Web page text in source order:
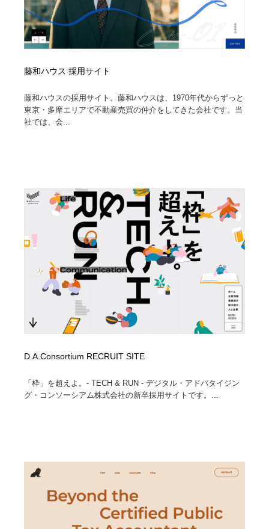
藤和ハウス 採用サイト
藤和ハウスの採用サイト。藤和ハウスは、1970年代からずっと
東京・多摩エリアで不動産売買の仲介をしてきた会社です。当
社では、会...
D.A.Consortium RECRUIT SITE
「枠」を超えよ。- TECH & RUN - デジタル・アドバタイジン
グ・コンソーシアム株式会社の新卒採用サイトです。...